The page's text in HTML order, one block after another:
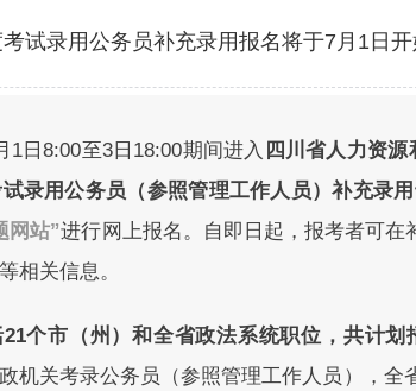
试录用公务员补充录用报名将于7月1日开
1日8:00至3日18:00期间进入 四川省人力资源
录用公务员（参照管理工作人员）补充录
网站”进行网上报名。自即日起，报考者可
相关信息。
个市（州）和全省政法系统职位，共计划
机关考录公务员（参照管理工作人员），